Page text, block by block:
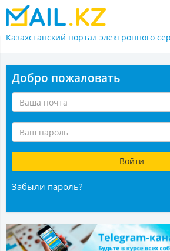
Казахстанский портал электронного
Добро пожаловать
Забыли пароль?